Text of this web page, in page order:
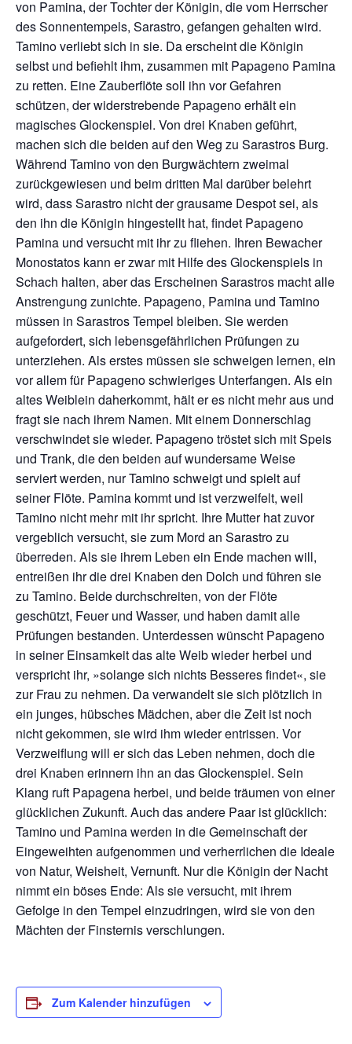
von Pamina, der Tochter der Königin, die vom Herrscher
des Sonnentempels, Sarastro, gefangen gehalten wird.
Tamino verliebt sich in sie. Da erscheint die Königin
selbst und befiehlt ihm, zusammen mit Papageno Pamina
zu retten. Eine Zauberflöte soll ihn vor Gefahren
schützen, der widerstrebende Papageno erhält ein
magisches Glockenspiel. Von drei Knaben geführt,
machen sich die beiden auf den Weg zu Sarastros Burg.
Während Tamino von den Burgwächtern zweimal
zurückgewiesen und beim dritten Mal darüber belehrt
wird, dass Sarastro nicht der grausame Despot sei, als
den ihn die Königin hingestellt hat, findet Papageno
Pamina und versucht mit ihr zu fliehen. Ihren Bewacher
Monostatos kann er zwar mit Hilfe des Glockenspiels in
Schach halten, aber das Erscheinen Sarastros macht alle
Anstrengung zunichte. Papageno, Pamina und Tamino
müssen in Sarastros Tempel bleiben. Sie werden
aufgefordert, sich lebensgefährlichen Prüfungen zu
unterziehen. Als erstes müssen sie schweigen lernen, ein
vor allem für Papageno schwieriges Unterfangen. Als ein
altes Weiblein daherkommt, hält er es nicht mehr aus und
fragt sie nach ihrem Namen. Mit einem Donnerschlag
verschwindet sie wieder. Papageno tröstet sich mit Speis
und Trank, die den beiden auf wundersame Weise
serviert werden, nur Tamino schweigt und spielt auf
seiner Flöte. Pamina kommt und ist verzweifelt, weil
Tamino nicht mehr mit ihr spricht. Ihre Mutter hat zuvor
vergeblich versucht, sie zum Mord an Sarastro zu
überreden. Als sie ihrem Leben ein Ende machen will,
entreißen ihr die drei Knaben den Dolch und führen sie
zu Tamino. Beide durchschreiten, von der Flöte
geschützt, Feuer und Wasser, und haben damit alle
Prüfungen bestanden. Unterdessen wünscht Papageno
in seiner Einsamkeit das alte Weib wieder herbei und
verspricht ihr, »solange sich nichts Besseres findet«, sie
zur Frau zu nehmen. Da verwandelt sie sich plötzlich in
ein junges, hübsches Mädchen, aber die Zeit ist noch
nicht gekommen, sie wird ihm wieder entrissen. Vor
Verzweiflung will er sich das Leben nehmen, doch die
drei Knaben erinnern ihn an das Glockenspiel. Sein
Klang ruft Papagena herbei, und beide träumen von einer
glücklichen Zukunft. Auch das andere Paar ist glücklich:
Tamino und Pamina werden in die Gemeinschaft der
Eingeweihten aufgenommen und verherrlichen die Ideale
von Natur, Weisheit, Vernunft. Nur die Königin der Nacht
nimmt ein böses Ende: Als sie versucht, mit ihrem
Gefolge in den Tempel einzudringen, wird sie von den
Mächten der Finsternis verschlungen.
Zum Kalender hinzufügen